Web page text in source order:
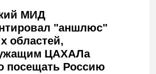
МИД
"аншлюс"
областей,
ЦАХАЛа
посещать Россию